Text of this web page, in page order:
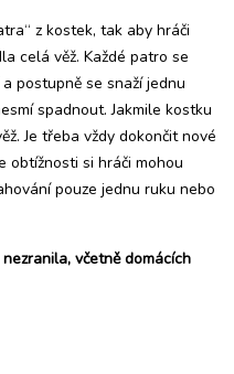
z kostek, tak aby hráči
celá věž. Každé patro se
postupně se snaží jednu
spadnout. Jakmile kostku
Je třeba vždy dokončit nové
obtížnosti si hráči mohou
pouze jednu ruku nebo
včetně domácích